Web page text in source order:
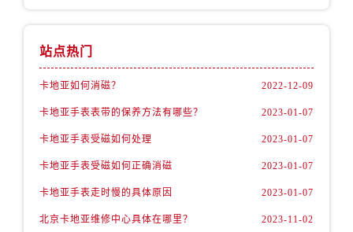
站点热门
卡地亚如何消磁？ 2022-12-09
卡地亚手表表带的保养方法有哪些？ 2023-01-07
卡地亚手表受磁如何处理 2023-01-07
卡地亚手表受磁如何正确消磁 2023-01-07
卡地亚手表走时慢的具体原因 2023-01-07
北京卡地亚维修中心具体在哪里？ 2023-11-02